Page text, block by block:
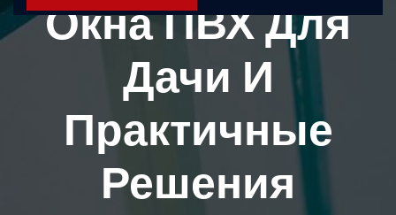
Окна ПВХ Для
Дачи И
Практичные
Решения